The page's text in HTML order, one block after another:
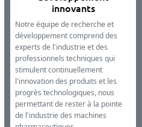
innovants
Notre équipe de recherche et
développement comprend des
experts de l'industrie et des
professionnels techniques qui
stimulent continuellement
l'innovation des produits et les
progrès technologiques, nous
permettant de rester à la pointe
de l'industrie des machines